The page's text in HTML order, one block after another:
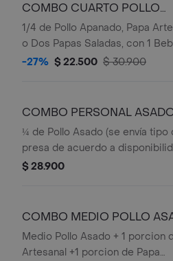
COMBO CUARTO POLLO
APANADO OFERTA
1/4 de Pollo Apanado, Papa
o Dos Papas Saladas, con 1
Personal en botella
-27% $ 22.500 $ 30.900
COMBO PERSONAL
OFERTA
¼ de Pollo Asado (se envía tipo
presa de acuerdo a
punto de venta),1
$ 28.900
COMBO MEDIO POLLO
OFERTA
Medio Pollo Asado + 1 porcion
Artesanal +1 porcion de Papa